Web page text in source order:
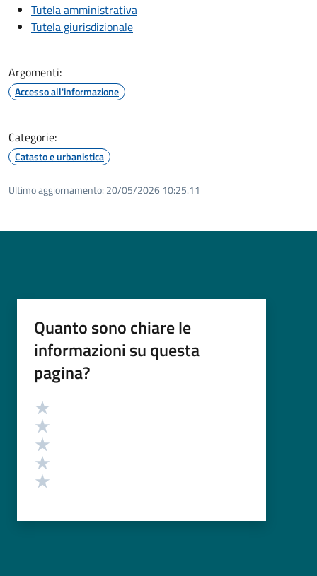
Tutela amministrativa
Tutela giurisdizionale
Argomenti:
Accesso all'informazione
Categorie:
Catasto e urbanistica
Ultimo aggiornamento: 20/05/2026 10:25.11
Quanto sono chiare le
informazioni su questa
pagina?
Valutazione